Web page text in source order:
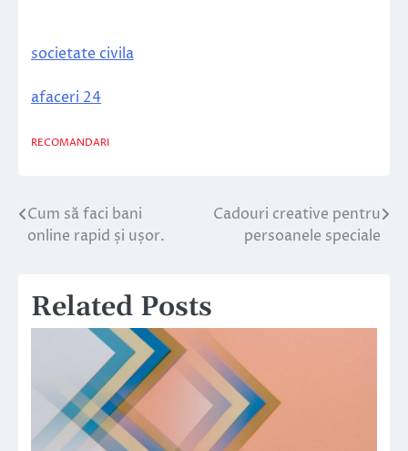
societate civila
afaceri 24
RECOMANDARI
Navigare
Cum să faci bani
online rapid și ușor.
Cadouri creative pentru
persoanele speciale
Related Posts